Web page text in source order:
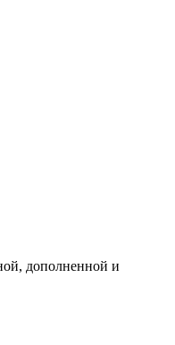
дополненной и